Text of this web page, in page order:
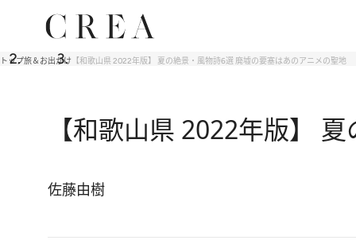
トップ旅＆お出かけ 【和歌山県 2022年版】 夏の絶景・風物詩6選 廃墟の要塞はあのアニメの聖地
【和歌山県 2022年版】
佐藤由樹